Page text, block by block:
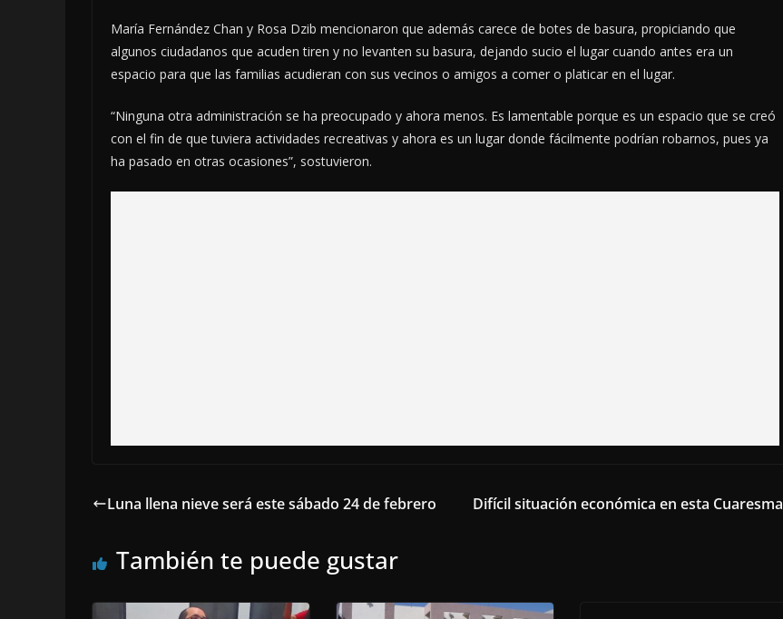
María Fernández Chan y Rosa Dzib mencionaron que además carece de botes de basura, propiciando que
algunos ciudadanos que acuden tiren y no levanten su basura, dejando sucio el lugar cuando antes era un
espacio para que las familias acudieran con sus vecinos o amigos a comer o platicar en el lugar.
“Ninguna otra administración se ha preocupado y ahora menos. Es lamentable porque es un espacio que se creó
con el fin de que tuviera actividades recreativas y ahora es un lugar donde fácilmente podrían robarnos, pues ya
ha pasado en otras ocasiones”, sostuvieron.
Luna llena nieve será este sábado 24 de febrero Difícil situación económica en esta Cuaresma
También te puede gustar